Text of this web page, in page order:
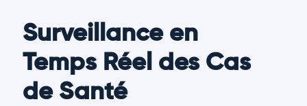
Surveillance en
Temps Réel des Cas
de Santé